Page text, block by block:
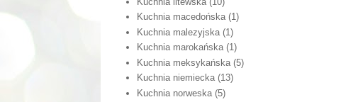
Kuchnia macedońska (1)
Kuchnia malezyjska (1)
Kuchnia marokańska (1)
Kuchnia meksykańska (5)
Kuchnia niemiecka (13)
Kuchnia norweska (5)